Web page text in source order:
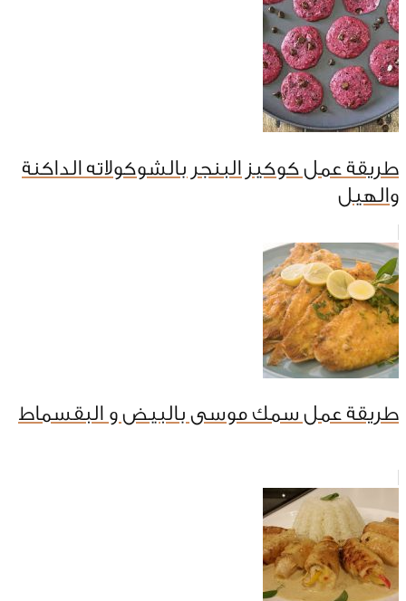
طريقة عمل كوكيز البنجر بالشوكولاته الداكنة
والهيل
طريقة عمل سمك موسى بالبيض و البقسماط